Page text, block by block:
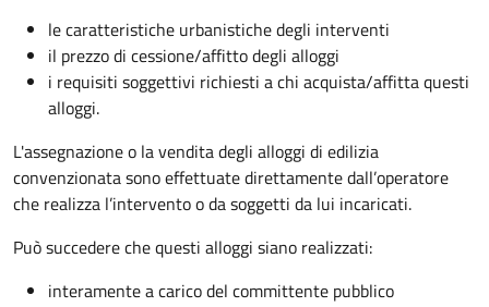
le caratteristiche urbanistiche degli interventi
il prezzo di cessione/affitto degli alloggi
i requisiti soggettivi richiesti a chi acquista/affitta questi
alloggi.
L'assegnazione o la vendita degli alloggi di edilizia
convenzionata sono effettuate direttamente dall’operatore
che realizza l’intervento o da soggetti da lui incaricati.
Può succedere che questi alloggi siano realizzati:
interamente a carico del committente pubblico